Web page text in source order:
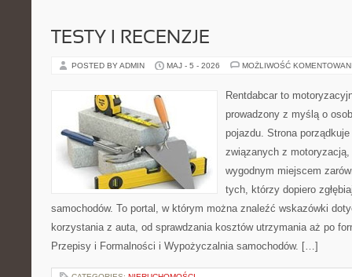
TESTY I RECENZJE
POSTED BY ADMIN MAJ - 5 - 2026 MOŻLIWOŚĆ
Rentdabcar to
prowadzony z myślą o
pojazdu. Strona
związanych z
wygodnym miejscem
tych, którzy dopiero
samochodów. To portal, w którym można znaleźć wskazówki
korzystania z auta, od sprawdzania kosztów utrzymania aż po
Przepisy i Formalności i Wypożyczalnia samochodów. […]